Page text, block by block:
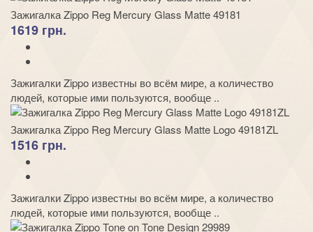
Зажигалка Zippo Reg Mercury Glass Matte 49181
1619 грн.
Зажигалки Zippo известны во всём мире, а количество
людей, которые ими пользуются, вообще ..
Зажигалка Zippo Reg Mercury Glass Matte Logo 49181ZL
1516 грн.
Зажигалки Zippo известны во всём мире, а количество
людей, которые ими пользуются, вообще ..